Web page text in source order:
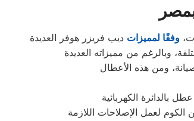
وفقًا لمميزات